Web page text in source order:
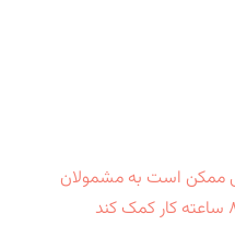
ممکن است به مشمولان